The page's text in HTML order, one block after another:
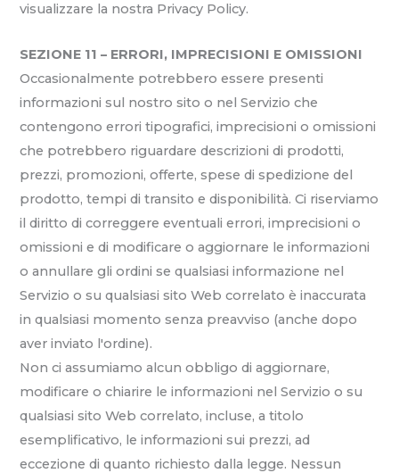
visualizzare la nostra Privacy Policy.
SEZIONE 11 – ERRORI, IMPRECISIONI E OMISSIONI
Occasionalmente potrebbero essere presenti
informazioni sul nostro sito o nel Servizio che
contengono errori tipografici, imprecisioni o omissioni
che potrebbero riguardare descrizioni di prodotti,
prezzi, promozioni, offerte, spese di spedizione del
prodotto, tempi di transito e disponibilità. Ci riserviamo
il diritto di correggere eventuali errori, imprecisioni o
omissioni e di modificare o aggiornare le informazioni
o annullare gli ordini se qualsiasi informazione nel
Servizio o su qualsiasi sito Web correlato è inaccurata
in qualsiasi momento senza preavviso (anche dopo
aver inviato l'ordine).
Non ci assumiamo alcun obbligo di aggiornare,
modificare o chiarire le informazioni nel Servizio o su
qualsiasi sito Web correlato, incluse, a titolo
esemplificativo, le informazioni sui prezzi, ad
eccezione di quanto richiesto dalla legge. Nessun